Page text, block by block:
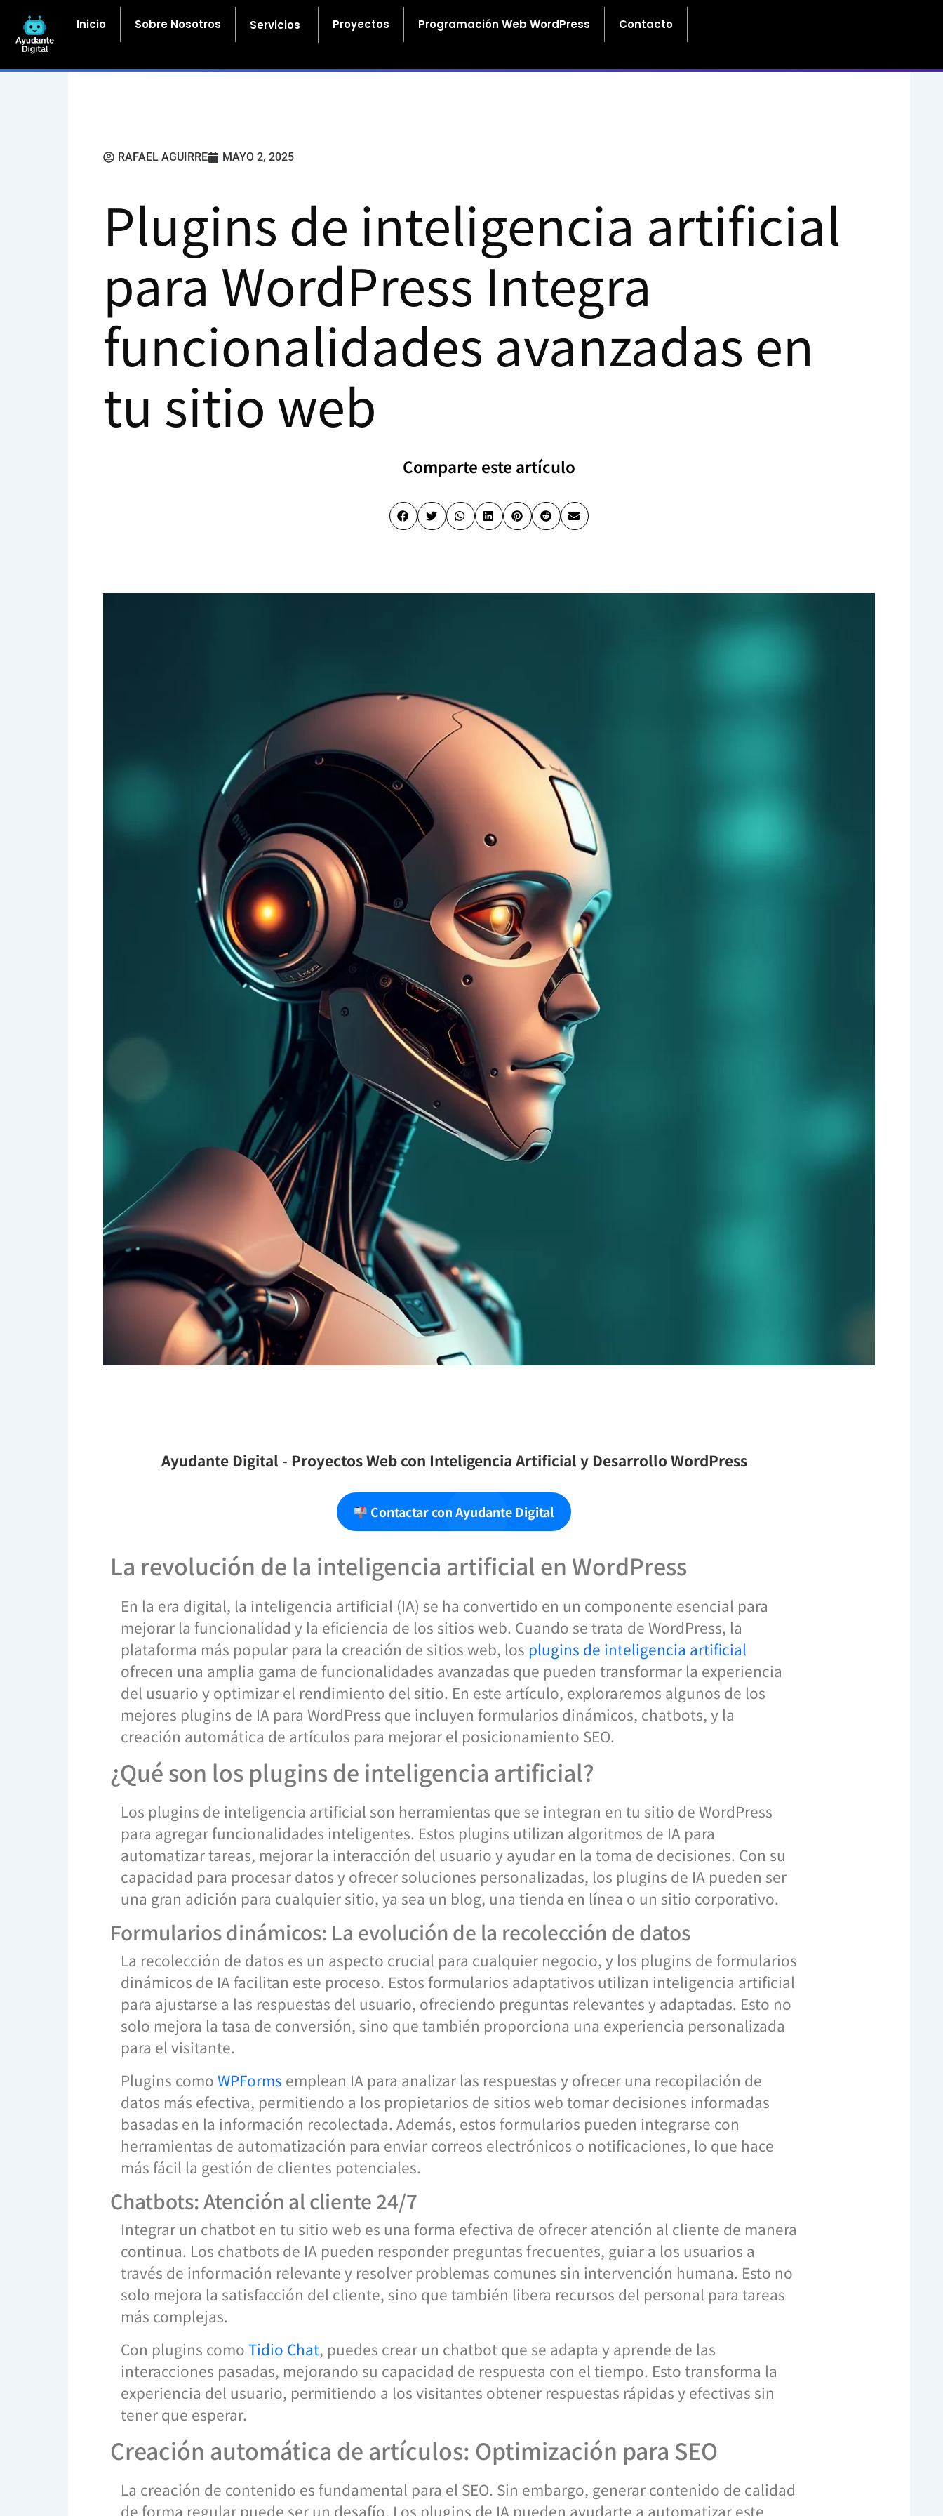
contenido
Inicio Sobre Nosotros Servicios Proyectos Programación Web WordPress Contacto
RAFAEL AGUIRRE MAYO 2, 2025
Plugins de inteligencia artificial
para WordPress Integra
funcionalidades avanzadas en
tu sitio web
Comparte este artículo
Ayudante Digital - Proyectos Web con Inteligencia Artificial y Desarrollo WordPress
Contactar con Ayudante Digital
La revolución de la inteligencia artificial en WordPress
En la era digital, la inteligencia artificial (IA) se ha convertido en un componente esencial para
mejorar la funcionalidad y la eficiencia de los sitios web. Cuando se trata de WordPress, la
plataforma más popular para la creación de sitios web, los plugins de inteligencia artificial
ofrecen una amplia gama de funcionalidades avanzadas que pueden transformar la experiencia
del usuario y optimizar el rendimiento del sitio. En este artículo, exploraremos algunos de los
mejores plugins de IA para WordPress que incluyen formularios dinámicos, chatbots, y la
creación automática de artículos para mejorar el posicionamiento SEO.
¿Qué son los plugins de inteligencia artificial?
Los plugins de inteligencia artificial son herramientas que se integran en tu sitio de WordPress
para agregar funcionalidades inteligentes. Estos plugins utilizan algoritmos de IA para
automatizar tareas, mejorar la interacción del usuario y ayudar en la toma de decisiones. Con su
capacidad para procesar datos y ofrecer soluciones personalizadas, los plugins de IA pueden ser
una gran adición para cualquier sitio, ya sea un blog, una tienda en línea o un sitio corporativo.
Formularios dinámicos: La evolución de la recolección de datos
La recolección de datos es un aspecto crucial para cualquier negocio, y los plugins de formularios
dinámicos de IA facilitan este proceso. Estos formularios adaptativos utilizan inteligencia artificial
para ajustarse a las respuestas del usuario, ofreciendo preguntas relevantes y adaptadas. Esto no
solo mejora la tasa de conversión, sino que también proporciona una experiencia personalizada
para el visitante.
Plugins como WPForms emplean IA para analizar las respuestas y ofrecer una recopilación de
datos más efectiva, permitiendo a los propietarios de sitios web tomar decisiones informadas
basadas en la información recolectada. Además, estos formularios pueden integrarse con
herramientas de automatización para enviar correos electrónicos o notificaciones, lo que hace
más fácil la gestión de clientes potenciales.
Chatbots: Atención al cliente 24/7
Integrar un chatbot en tu sitio web es una forma efectiva de ofrecer atención al cliente de manera
continua. Los chatbots de IA pueden responder preguntas frecuentes, guiar a los usuarios a
través de información relevante y resolver problemas comunes sin intervención humana. Esto no
solo mejora la satisfacción del cliente, sino que también libera recursos del personal para tareas
más complejas.
Con plugins como Tidio Chat, puedes crear un chatbot que se adapta y aprende de las
interacciones pasadas, mejorando su capacidad de respuesta con el tiempo. Esto transforma la
experiencia del usuario, permitiendo a los visitantes obtener respuestas rápidas y efectivas sin
tener que esperar.
Creación automática de artículos: Optimización para SEO
La creación de contenido es fundamental para el SEO. Sin embargo, generar contenido de calidad
de forma regular puede ser un desafío. Los plugins de IA pueden ayudarte a automatizar este